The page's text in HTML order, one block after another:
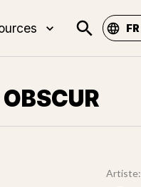
FR
Artiste: